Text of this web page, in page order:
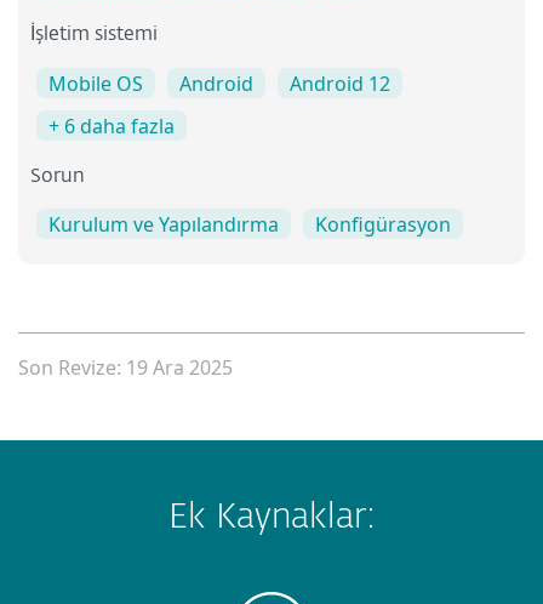
İşletim sistemi
Mobile OS Android
Android 12
+ 6 daha fazla
Sorun
Kurulum ve Yapılandırma Konfigürasyon
Son Revize: 19 Ara 2025
Ek Kaynaklar: